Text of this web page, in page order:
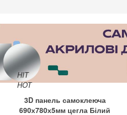
HIT
HOT
3D панель самоклеюча
690х780х5мм цегла Білий